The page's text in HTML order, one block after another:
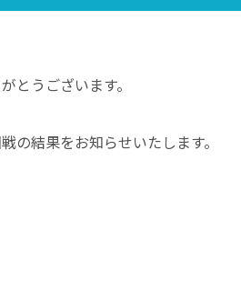
とうございます。
結果をお知らせいたします。